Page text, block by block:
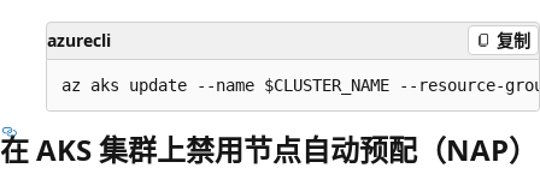
azurecli 复制
在 AKS 集群上禁用节点自动预配（NAP）